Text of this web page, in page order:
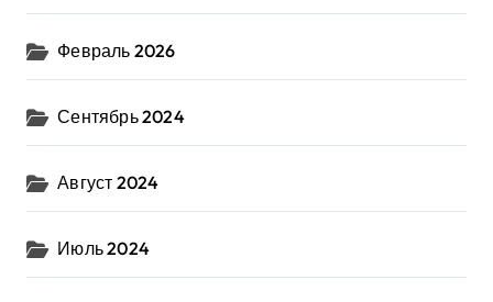
Февраль 2026
Сентябрь 2024
Август 2024
Июль 2024